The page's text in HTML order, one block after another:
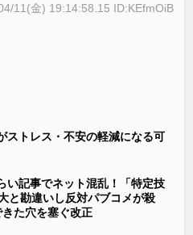
11(金) 19:14:58.15 ID:KEfmOiB
ストレス・不安の軽減になる可
い記事でネット混乱！「特定技
と勘違いし反対パブコメが殺
た穴を塞ぐ改正